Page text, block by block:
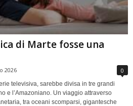
di Marte fosse una
2026 0
televisiva, sarebbe divisa in tre grandi
e l’Amazoniano. Un viaggio attraverso
tra oceani scomparsi, gigantesche